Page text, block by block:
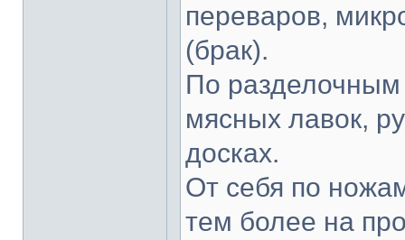
переваров,
(брак).
По разделочным
мясных лавок,
досках.
От себя по
тем более на